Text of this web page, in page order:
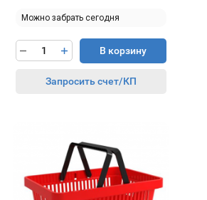
Можно забрать сегодня
В корзину
Запросить счет/КП